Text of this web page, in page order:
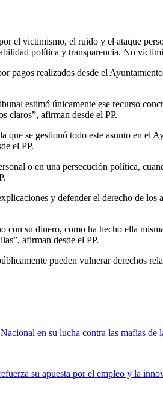
el victimismo, el ruido y el ataque
política y transparencia. No
pagos realizados desde el
estimó únicamente ese recurso
claros”, afirman desde el PP.
se gestionó todo este asunto en el
el PP.
o en una persecución política,
y defender el derecho de
su dinero, como ha hecho ella
afirman desde el PP.
pueden vulnerar derechos
en su lucha contra las mafias de
su apuesta por el empleo y la